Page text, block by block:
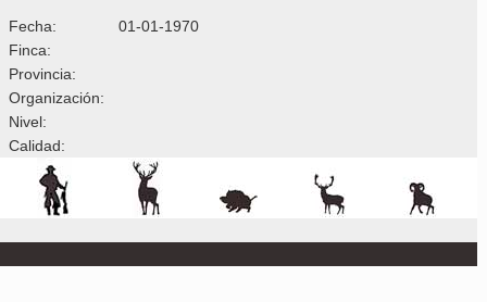
Fecha:
01-01-1970
Finca:
Provincia:
Organización:
Nivel:
Calidad: